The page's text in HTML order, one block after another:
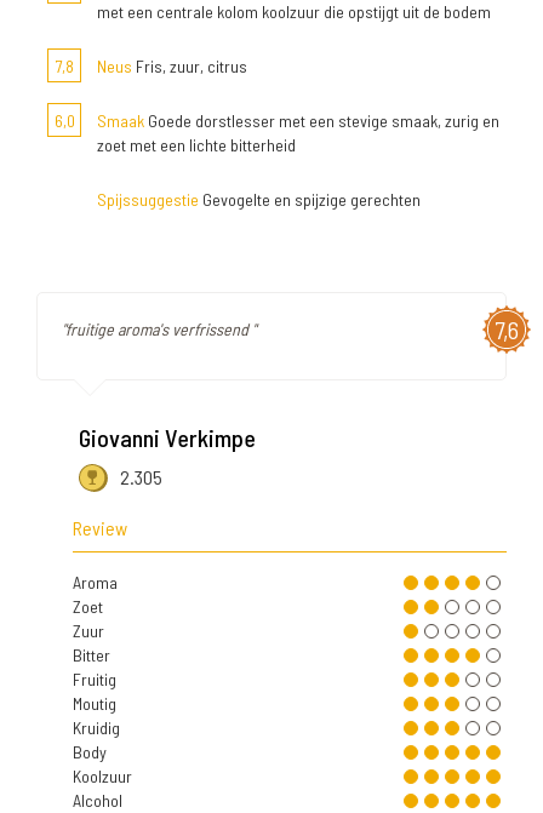
met een centrale kolom koolzuur die opstijgt uit de bodem
7,8 Neus Fris, zuur, citrus
6,0 Smaak Goede dorstlesser met een stevige smaak, zurig en
zoet met een lichte bitterheid
Spijssuggestie Gevogelte en spijzige gerechten
7,6
"fruitige aroma's verfrissend "
Giovanni Verkimpe
2.305
Review
Aroma
Zoet
Zuur
Bitter
Fruitig
Moutig
Kruidig
Body
Koolzuur
Alcohol